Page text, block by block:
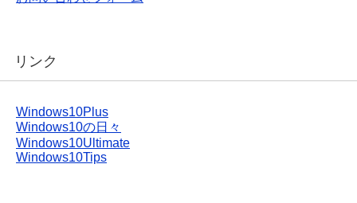
リンク
Windows10Plus
Windows10の日々
Windows10Ultimate
Windows10Tips